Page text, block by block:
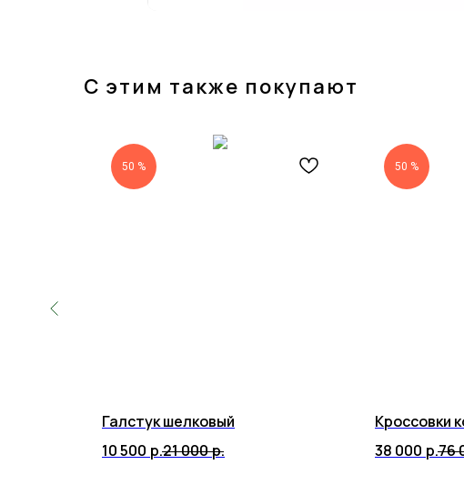
С этим также покупают
50 %
Галстук шелковый
10 500 р.21 000р.
50 %
Кроссовки
38 000 р.76